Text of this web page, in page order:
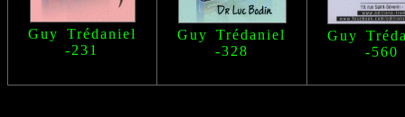
Guy Trédaniel
-231
Guy Trédaniel
-328
Guy
-560